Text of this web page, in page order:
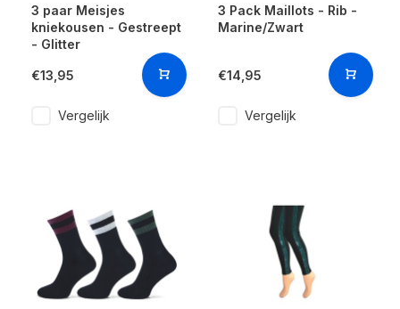
3 paar Meisjes
kniekousen - Gestreept
- Glitter
€13,95
Vergelijk
3 Pack Maillots - Rib -
Marine/Zwart
€14,95
Vergelijk